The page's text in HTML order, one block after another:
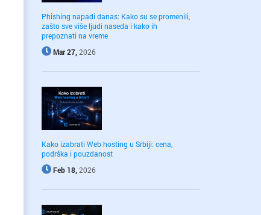
Phishing napadi danas: Kako su se promenili,
zašto sve više ljudi naseda i kako ih
prepoznati na vreme
Mar 27, 2026
Kako izabrati Web hosting u Srbiji: cena,
podrška i pouzdanost
Feb 18, 2026